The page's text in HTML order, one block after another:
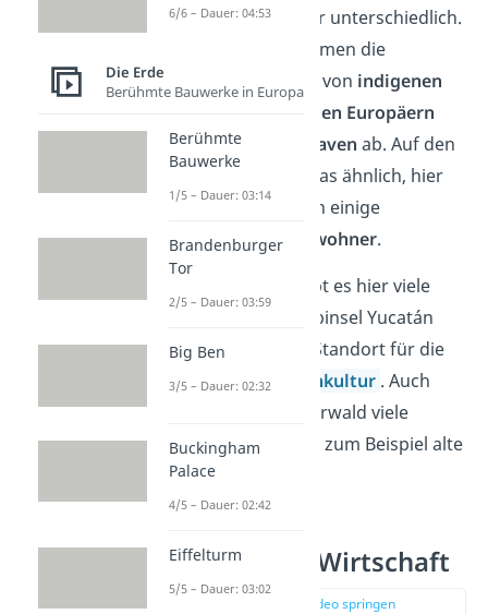
Mittelamerika sind sehr unterschiedlich.
Auf dem Festland stammen die
Menschen vorwiegend von indigenen
eingewanderten Europäern
oderafrikanischen Sklaven ab. Auf den
karibischen Inseln ist das ähnlich, hier
leben jedoch auch noch einige
Nachfahren der Ureinwohner.
gibt es hier viele
Nachkommen. Die Halbinsel Yucatán
war nämlich einst der Standort für die
Entwicklung ihrer
Hochkultur . Auch
heute gibt es dort im Urwald viele
Überbleibsel der Maya, zum Beispiel alte
Tempel oder Paläste.
Mittelamerika Wirtschaft
zur Stelle im Video springen
6/6 – Dauer: 04:53
Die Erde
Berühmte Bauwerke in Europa
Berühmte
Bauwerke
1/5 – Dauer: 03:14
Brandenburger
Tor
2/5 – Dauer: 03:59
Big Ben
3/5 – Dauer: 02:32
Buckingham
Palace
4/5 – Dauer: 02:42
Eiffelturm
5/5 – Dauer: 03:02